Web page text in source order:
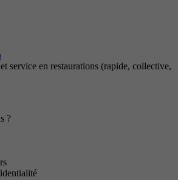
service en restaurations (rapide, collective,
?